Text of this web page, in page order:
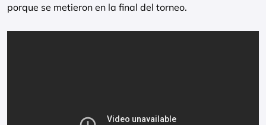
porque se metieron en la final del torneo.